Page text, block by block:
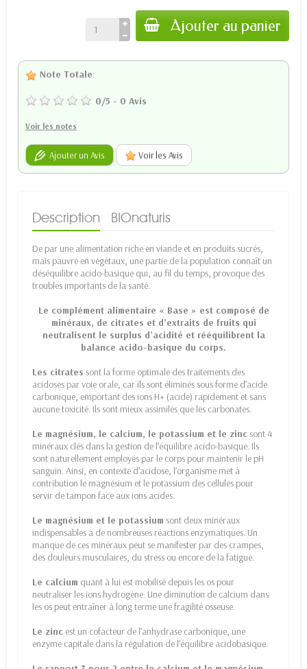
Ajouter au panier
Note Totale:
0/5 - 0 Avis
Voir les notes
Ajouter un Avis Voir les Avis
Description BIOnaturis
De par une alimentation riche en viande et en produits sucrés,
mais pauvre en végétaux, une partie de la population connaît un
déséquilibre acido-basique qui, au fil du temps, provoque des
troubles importants de la santé.
Le complément alimentaire « Base » est composé de
minéraux, de citrates et d’extraits de fruits qui
neutralisent le surplus d’acidité et rééquilibrent la
balance acido-basique du corps.
Les citrates sont la forme optimale des traitements des
acidoses par voie orale, car ils sont éliminés sous forme d’acide
carbonique, emportant des ions H+ (acide) rapidement et sans
aucune toxicité. Ils sont mieux assimilés que les carbonates.
Le magnésium, le calcium, le potassium et le zinc sont 4
minéraux clés dans la gestion de l’équilibre acido-basique. Ils
sont naturellement employés par le corps pour maintenir le pH
sanguin. Ainsi, en contexte d’acidose, l’organisme met à
contribution le magnésium et le potassium des cellules pour
servir de tampon face aux ions acides.
Le magnésium et le potassium sont deux minéraux
indispensables à de nombreuses réactions enzymatiques. Un
manque de ces minéraux peut se manifester par des crampes,
des douleurs musculaires, du stress ou encore de la fatigue.
Le calcium quant à lui est mobilisé depuis les os pour
neutraliser les ions hydrogène. Une diminution de calcium dans
les os peut entraîner à long terme une fragilité osseuse.
Le zinc est un cofacteur de l’anhydrase carbonique, une
enzyme capitale dans la régulation de l’équilibre acidobasique.